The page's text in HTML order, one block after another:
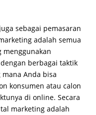
sebagai pemasaran
adalah semua
menggunakan
berbagai taktik
Anda bisa
konsumen atau calon
di online. Secara
marketing adalah